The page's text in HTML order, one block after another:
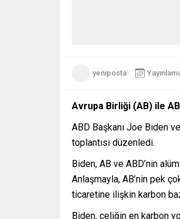
yeniposta
Avrupa Birliği (AB) ile
ABD Başkanı Joe Biden
toplantısı düzenledi.
Biden, AB ve ABD’nin
Anlaşmayla, AB’nin pek
ticaretine ilişkin karbon
Biden, çeliğin en karbon